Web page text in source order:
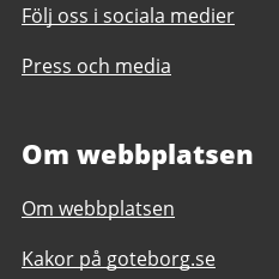
Följ oss i sociala medier
Press och media
Om webbplatsen
Om webbplatsen
Kakor på goteborg.se